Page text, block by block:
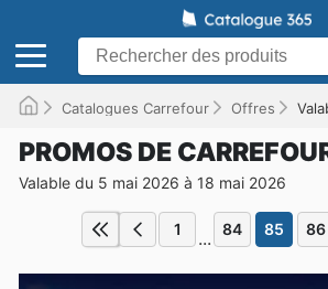
Catalogues Carrefour Offres
PROMOS DE
Valable du 5 mai 2026 à 18 mai 2026
1 ... 84 85 86